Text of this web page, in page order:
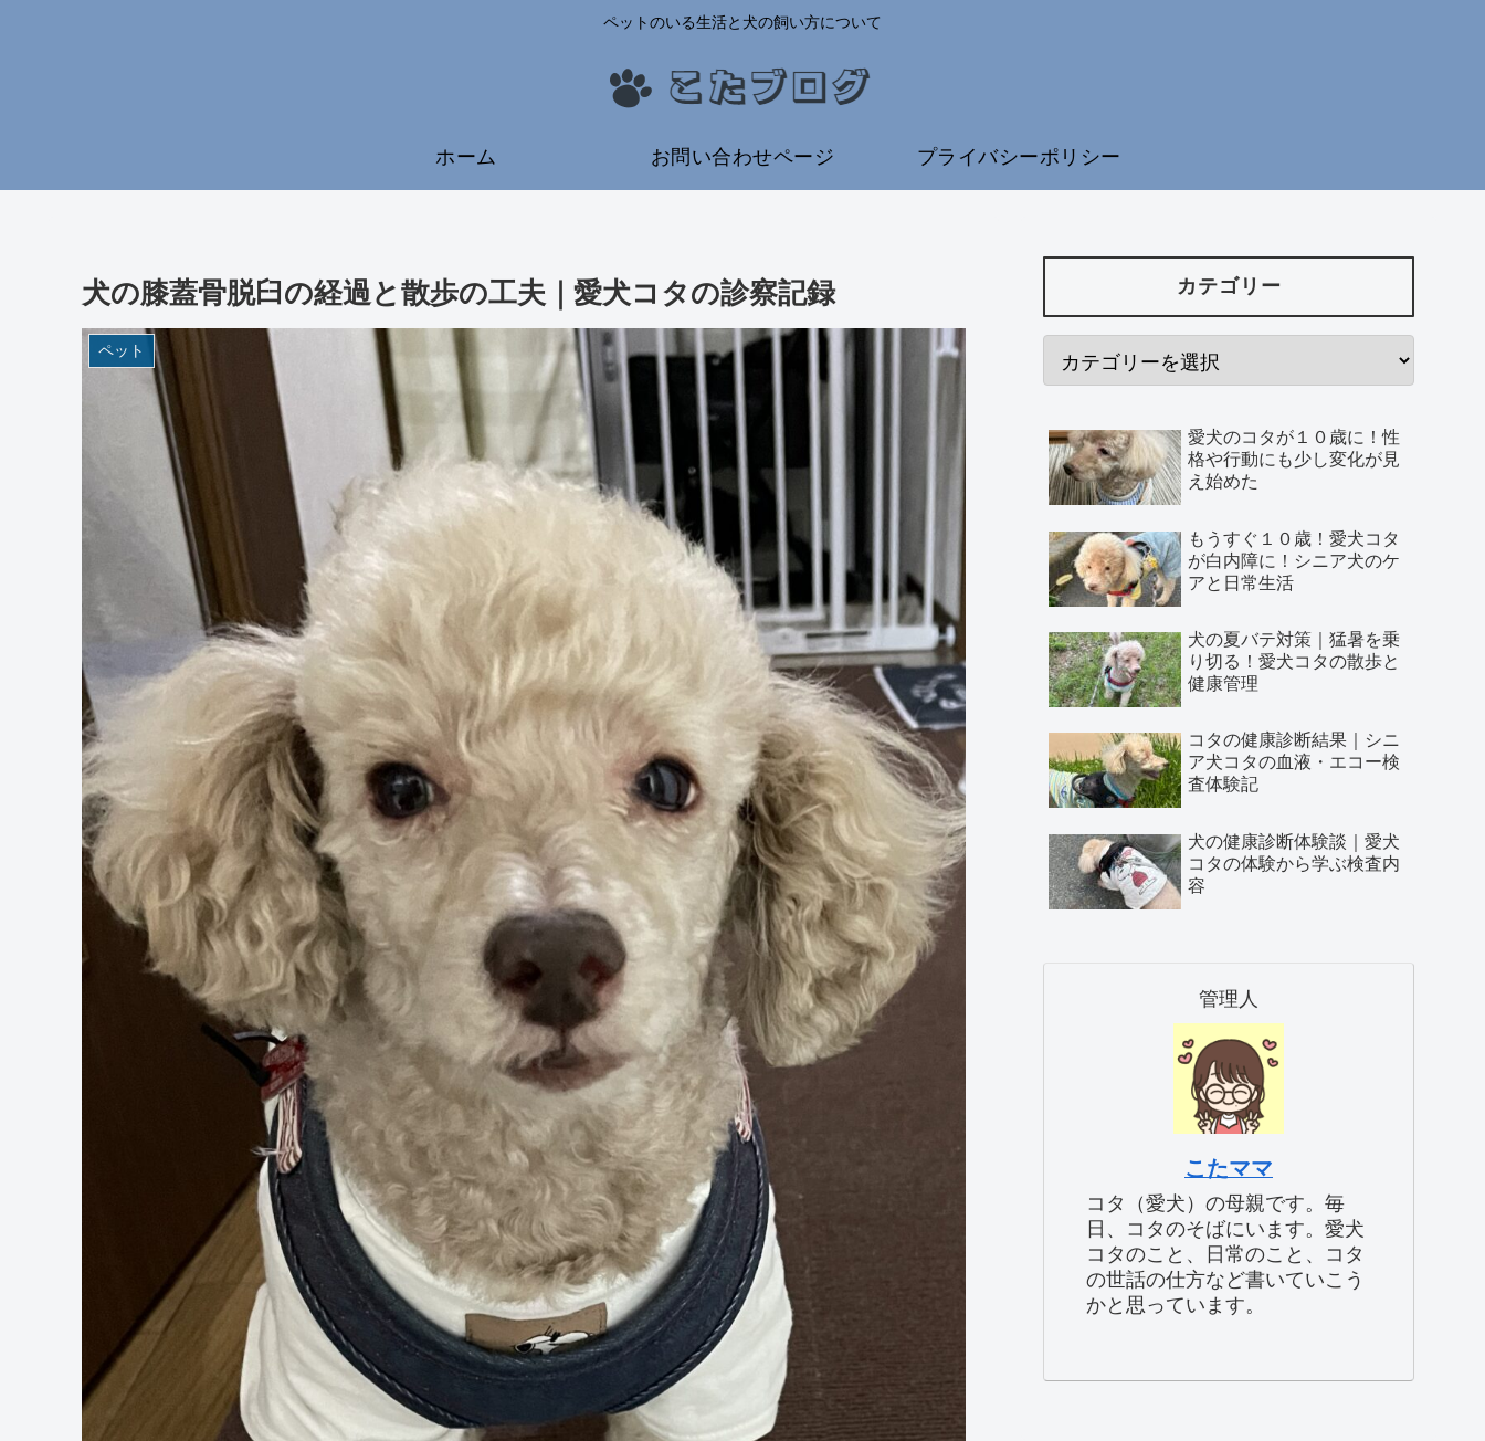
ペットのいる生活と犬の飼い方について
ホーム お問い合わせページ プライバシーポリシー
犬の膝蓋骨脱臼の経過と散歩の工夫｜愛犬コタの診察記録
ペット
カテゴリー
愛犬のコタが１０歳に！性
格や行動にも少し変化が見
え始めた
もうすぐ１０歳！愛犬コタ
が白内障に！シニア犬のケ
アと日常生活
犬の夏バテ対策｜猛暑を乗
り切る！愛犬コタの散歩と
健康管理
コタの健康診断結果｜シニ
ア犬コタの血液・エコー検
査体験記
犬の健康診断体験談｜愛犬
コタの体験から学ぶ検査内
容
管理人
こたママ
コタ（愛犬）の母親です。毎
日、コタのそばにいます。愛犬
コタのこと、日常のこと、コタ
の世話の仕方など書いていこう
かと思っています。